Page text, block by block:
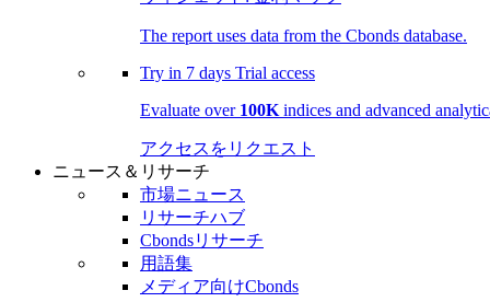
The report uses data from the Cbonds database.
Try in 7 days Trial access
Evaluate over 100K indices and advanced
アクセスをリクエスト
ニュース＆リサーチ
市場ニュース
リサーチハブ
Cbondsリサーチ
用語集
メディア向けCbonds